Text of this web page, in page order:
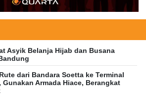
Asyik Belanja Hijab dan Busana
dari Bandara Soetta ke Terminal
Gunakan Armada Hiace, Berangkat